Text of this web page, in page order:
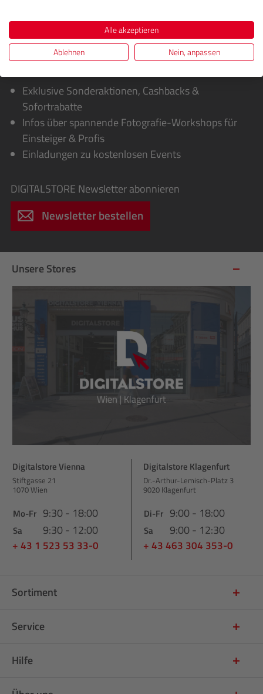
Exklusive Sonderaktionen, Cashbacks &
Sofortrabatte
Infos über spannende Fotografie-Workshops für
Einsteiger & Profis
Einladungen zu kostenlosen Events
DIGITALSTORE Newsletter abonnieren
Newsletter bestellen
Unsere Stores
Digitalstore Vienna
Stiftgasse 21
1070 Wien
Mo-Fr 9:30 - 18:00
Sa 9:30 - 12:00
+ 43 1 523 53 33-0
Digitalstore Klagenfurt
Dr.-Arthur-Lemisch-Platz 3
9020 Klagenfurt
Di-Fr 9:00 - 18:00
Sa 9:00 - 12:30
+ 43 463 304 353-0
Sortiment
Service
Hilfe
Alle akzeptieren
Ablehnen
Nein, anpassen